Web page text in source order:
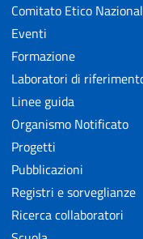
Comitato Etico
Eventi
Formazione
Laboratori di
Linee guida
Organismo Notificato
Progetti
Pubblicazioni
Registri e sorveglianze
Ricerca collaboratori